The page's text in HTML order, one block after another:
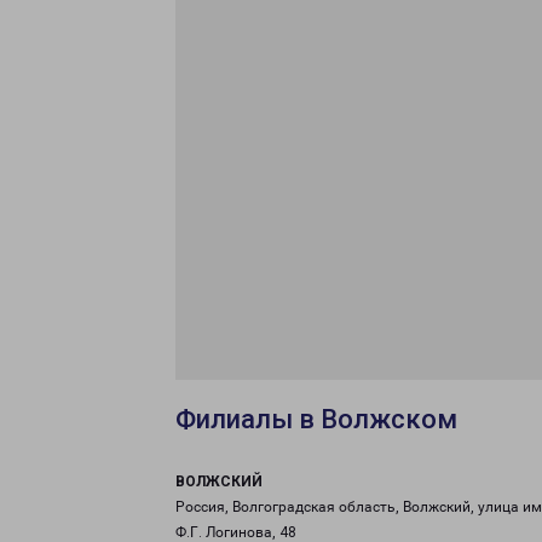
Филиалы в Волжском
ВОЛЖСКИЙ
Россия, Волгоградская область, Волжский, улица
Ф.Г. Логинова, 48